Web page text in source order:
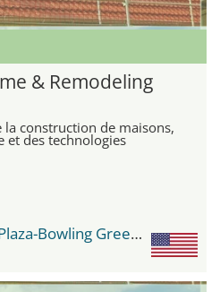
& Remodeling
construction de maisons,
et des technologies
Holiday Inn University Plaza-Bowling Green by IHG